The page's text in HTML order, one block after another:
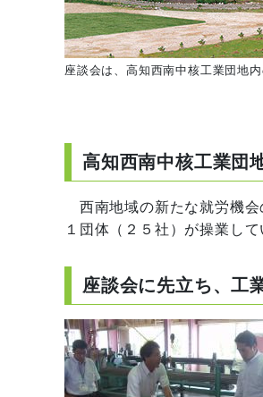
座談会は、高知西南中核工業団地
高知西南中核工業団
西南地域の新たな就労機会
１団体（２５社）が操業して
座談会に先立ち、工